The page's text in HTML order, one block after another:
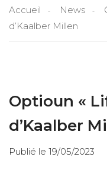
Accueil News
d’Kaalber Millen
Optioun «
d’Kaalber
Publié le 19/05/2023